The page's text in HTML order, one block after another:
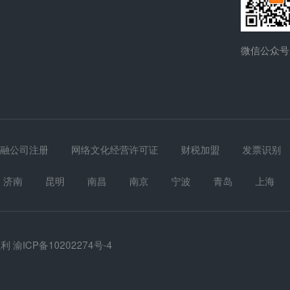
微信公众号
公司注册 网络文化经营许可证 财税加盟 发票识别
济南 昆明 南昌 南京 宁波 青岛 上海
渝ICP备10202274号-4